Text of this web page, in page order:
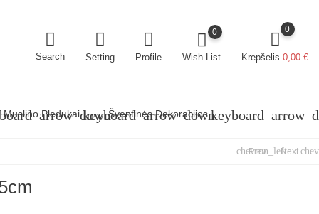
Search Setting Profile
0
Wish List
0
Krepšelis 0,00 €
Muslino Pledukaikeyboard_arrow_down
Šventinės Dekoracijos
chevron_left
Prev Next